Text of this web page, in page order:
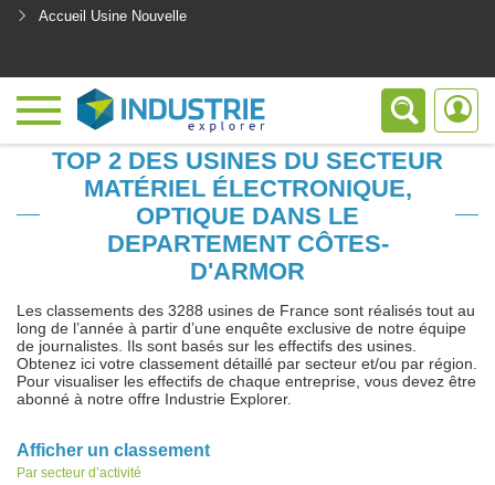
Accueil Usine Nouvelle
TOP 2 DES USINES DU SECTEUR
MATÉRIEL ÉLECTRONIQUE,
OPTIQUE DANS LE
DEPARTEMENT CÔTES-
D'ARMOR
Les classements des 3288 usines de France sont réalisés tout au
long de l’année à partir d’une enquête exclusive de notre équipe
de journalistes. Ils sont basés sur les effectifs des usines.
Obtenez ici votre classement détaillé par secteur et/ou par région.
Pour visualiser les effectifs de chaque entreprise, vous devez être
abonné à notre offre Industrie Explorer.
Afficher un classement
Par secteur d’activité